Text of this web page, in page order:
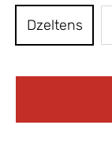
Dzeltens